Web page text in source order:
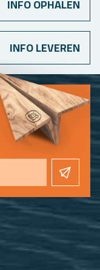
INFO OPHALEN
INFO LEVEREN